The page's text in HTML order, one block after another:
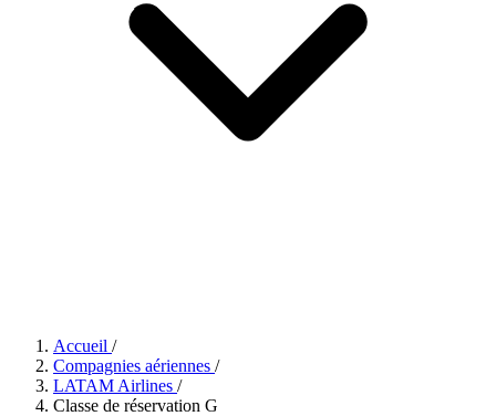
Accueil /
Compagnies aériennes /
LATAM Airlines /
Classe de réservation G